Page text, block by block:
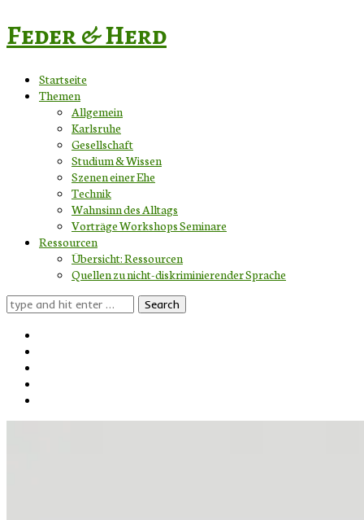
Feder & Herd
Startseite
Themen
Allgemein
Karlsruhe
Gesellschaft
Studium & Wissen
Szenen einer Ehe
Technik
Wahnsinn des Alltags
Vorträge Workshops Seminare
Ressourcen
Übersicht: Ressourcen
Quellen zu nicht-diskriminierender Sprache
Search
for: